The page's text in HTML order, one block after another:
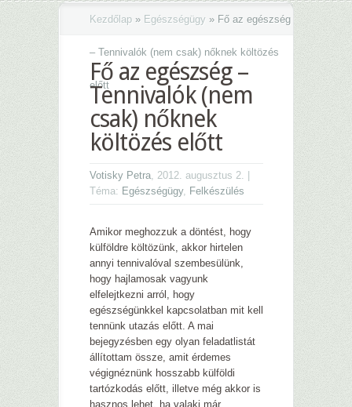
Kezdőlap » Egészségügy » Fő az egészség
– Tennivalók (nem csak) nőknek költözés
előtt
Fő az egészség –
Tennivalók (nem
csak) nőknek
költözés előtt
Votisky Petra, 2012. augusztus 2. |
Téma: Egészségügy, Felkészülés
Amikor meghozzuk a döntést, hogy
külföldre költözünk, akkor hirtelen
annyi tennivalóval szembesülünk,
hogy hajlamosak vagyunk
elfelejtkezni arról, hogy
egészségünkkel kapcsolatban mit kell
tennünk utazás előtt. A mai
bejegyzésben egy olyan feladatlistát
állítottam össze, amit érdemes
végignéznünk hosszabb külföldi
tartózkodás előtt, illetve még akkor is
hasznos lehet, ha valaki már